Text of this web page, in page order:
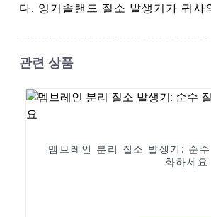
다. 잉거솔랜드 질소 발생기가 귀
관련 상품
멤브레인 분리 질소 발생기: 순
화하세요